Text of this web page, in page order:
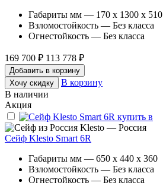
Габариты мм — 170 x 1300 x 510
Взломостойкость — Без класса
Огнестойкость — Без класса
169 700 ₽ 113 778 ₽
Добавить в корзину
Хочу скидку
В корзину
В наличии
Акция
Klesto — Россия
Сейф Klesto Smart 6R
Габариты мм — 650 x 440 x 360
Взломостойкость — Без класса
Огнестойкость — Без класса